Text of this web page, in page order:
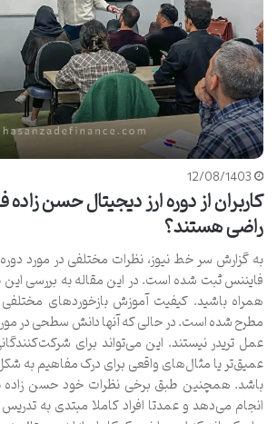
12/08/1403
کاربران از دوره ارز دیجیتال حسن
راضی هستند؟
به گزارش سر خط نیوز، نظرات مختلفی در مورد
فایننس ثبت شده است. در این مقاله به بررسی این
همراه باشید. کیفیت آموزش بازخوردهای
مطرح شده است. در حالی که آنها دانش سطحی در مورد
عمل تریدر نیستند. این می‌تواند برای
عمیق‌تر یا مثال‌های واقعی برای درک مفاهیم به شکل
باشد. همچنین طبق برخی نظرات خود حسن زاده
انجام می‌دهد و عمدتا افراد کاملا مبتدی به